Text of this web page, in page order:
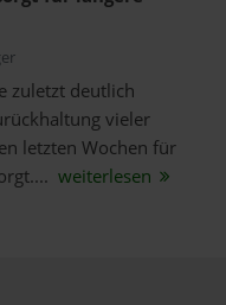
zuletzt deutlich
vieler
letzten Wochen für
weiterlesen